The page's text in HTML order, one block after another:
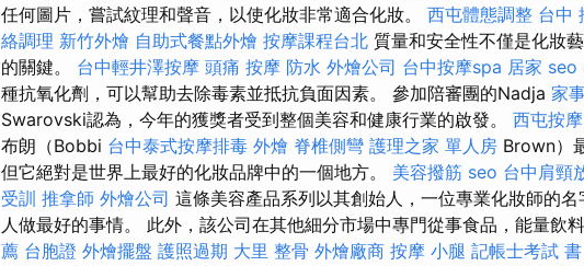
任何圖片，嘗試紋理和聲音，以使化妝非常適合化妝。 西屯體態調整 台中
絡調理 新竹外燴 自助式餐點外燴 按摩課程台北 質量和安全性不僅是化妝
的關鍵。 台中輕井澤按摩 頭痛 按摩 防水 外燴公司 台中按摩spa 居家 seo
種抗氧化劑，可以幫助去除毒素並抵抗負面因素。 參加陪審團的Nadja 家
Swarovski認為，今年的獲獎者受到整個美容和健康行業的啟發。 西屯按摩
布朗（Bobbi 台中泰式按摩排毒 外燴 脊椎側彎 護理之家 單人房 Brown）
但它絕對是世界上最好的化妝品牌中的一個地方。 美容撥筋 seo 台中肩頸
受訓 推拿師 外燴公司 這條美容產品系列以其創始人，一位專業化妝師的
人做最好的事情。 此外，該公司在其他細分市場中專門從事食品，能量飲
薦 台胞證 外燴擺盤 護照過期 大里 整骨 外燴廠商 按摩 小腿 記帳士考試 書